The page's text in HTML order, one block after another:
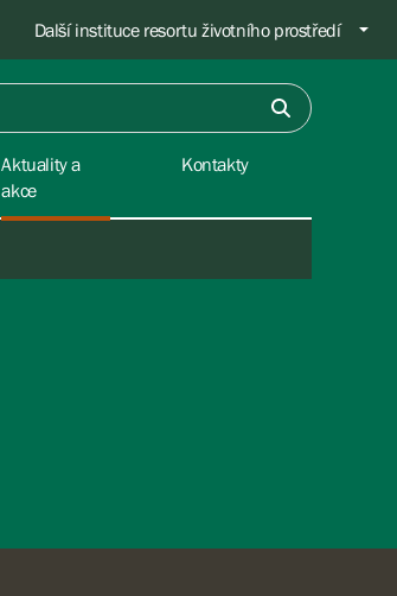
Další instituce resortu životního prostředí
Aktuality a
akce
Kontakty